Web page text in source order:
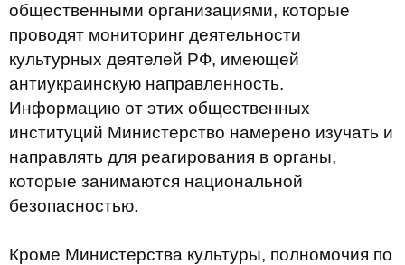
общественными организациями, которые
проводят мониторинг деятельности
культурных деятелей РФ, имеющей
антиукраинскую направленность.
Информацию от этих общественных
институций Министерство намерено изучать и
направлять для реагирования в органы,
которые занимаются национальной
безопасностью.
Кроме Министерства культуры, полномочия по